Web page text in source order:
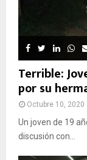
Terrible:
por su
Octubre 10, 2020
Un joven de 19
discusión con...